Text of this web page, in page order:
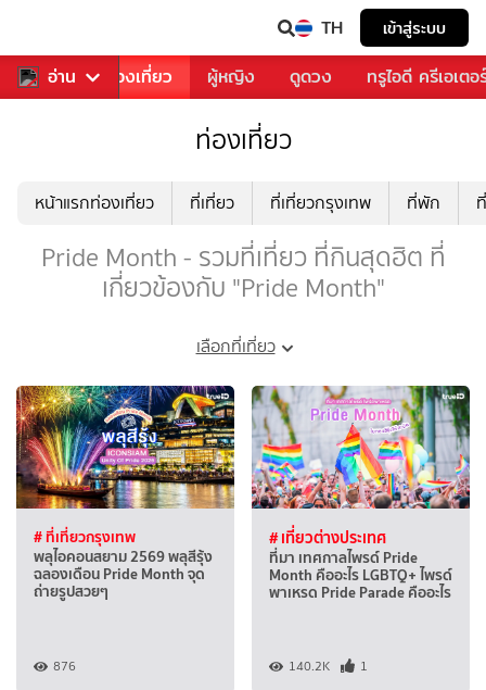
TH เข้าสู่ระบบ
อ่าน
อาหาร ท่องเที่ยว ผู้หญิง ดูดวง ทรูไอดี ครีเอเตอ
ท่องเที่ยว
หน้าแรกท่องเที่ยว ที่เที่ยว ที่เที่ยวกรุงเทพ ที่พัก
Pride Month - รวมที่เที่ยว ที่กินสุดฮิต ที่
เกี่ยวข้องกับ "Pride Month"
เลือกที่เที่ยว
# ที่เที่ยวกรุงเทพ
พลุไอคอนสยาม 2569 พลุสีรุ้ง
ฉลองเดือน Pride Month จุด
ถ่ายรูปสวยๆ
876
# เที่ยวต่างประเทศ
ที่มา เทศกาลไพรด์ Pride
Month คืออะไร LGBTQ+ ไพรด์
พาเหรด Pride Parade คืออะไร
140.2K 1